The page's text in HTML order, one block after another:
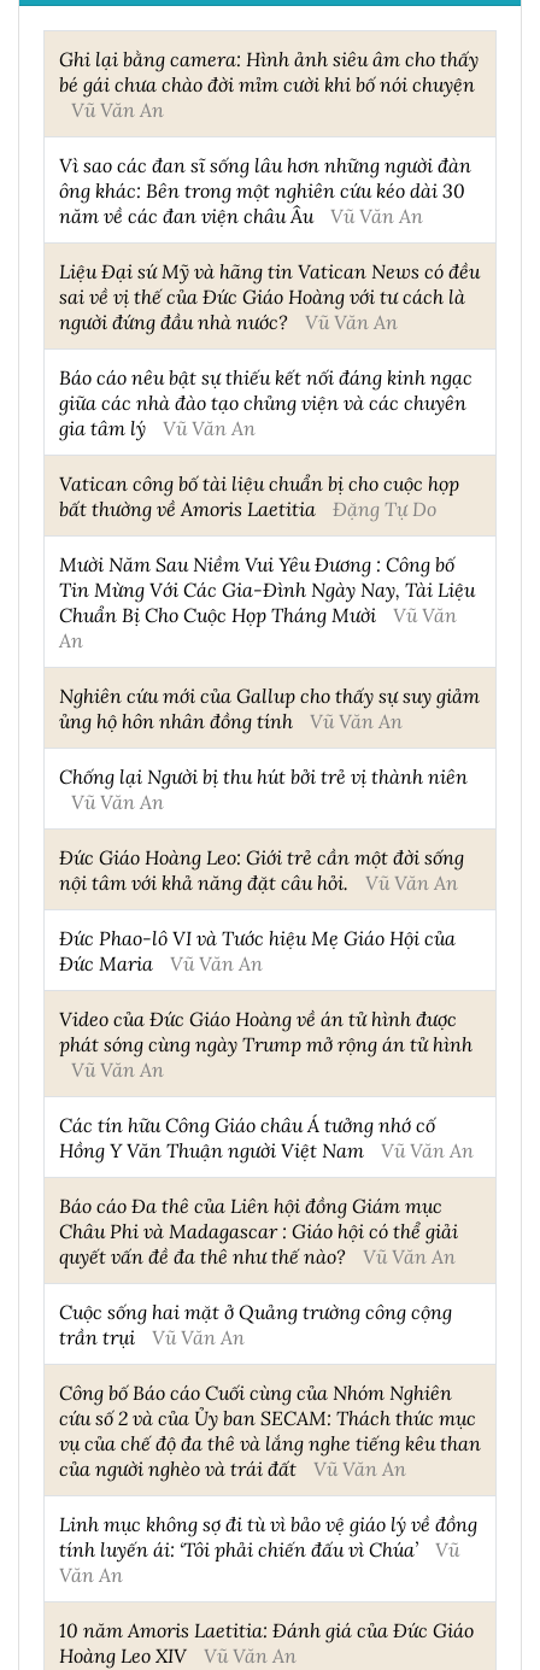
Ghi lại bằng camera: Hình ảnh siêu âm cho thấy
bé gái chưa chào đời mỉm cười khi bố nói chuyện
Vũ Văn An
Vì sao các đan sĩ sống lâu hơn những người đàn
ông khác: Bên trong một nghiên cứu kéo dài 30
năm về các đan viện châu Âu
Vũ Văn An
Liệu Đại sứ Mỹ và hãng tin Vatican News có đều
sai về vị thế của Đức Giáo Hoàng với tư cách là
người đứng đầu nhà nước?
Vũ Văn An
Báo cáo nêu bật sự thiếu kết nối đáng kinh ngạc
giữa các nhà đào tạo chủng viện và các chuyên
gia tâm lý
Vũ Văn An
Vatican công bố tài liệu chuẩn bị cho cuộc họp
bất thường về Amoris Laetitia
Đặng Tự Do
Mười Năm Sau Niềm Vui Yêu Đương : Công bố
Tin Mừng Với Các Gia-Đình Ngày Nay, Tài Liệu
Chuẩn Bị Cho Cuộc Họp Tháng Mười
Vũ Văn
An
Nghiên cứu mới của Gallup cho thấy sự suy giảm
ủng hộ hôn nhân đồng tính
Vũ Văn An
Chống lại Người bị thu hút bởi trẻ vị thành niên
Vũ Văn An
Đức Giáo Hoàng Leo: Giới trẻ cần một đời sống
nội tâm với khả năng đặt câu hỏi.
Vũ Văn An
Đức Phao-lô VI và Tước hiệu Mẹ Giáo Hội của
Đức Maria
Vũ Văn An
Video của Đức Giáo Hoàng về án tử hình được
phát sóng cùng ngày Trump mở rộng án tử hình
Vũ Văn An
Các tín hữu Công Giáo châu Á tưởng nhớ cố
Hồng Y Văn Thuận người Việt Nam
Vũ Văn An
Báo cáo Đa thê của Liên hội đồng Giám mục
Châu Phi và Madagascar : Giáo hội có thể giải
quyết vấn đề đa thê như thế nào?
Vũ Văn An
Cuộc sống hai mặt ở Quảng trường công cộng
trần trụi
Vũ Văn An
Công bố Báo cáo Cuối cùng của Nhóm Nghiên
cứu số 2 và của Ủy ban SECAM: Thách thức mục
vụ của chế độ đa thê và lắng nghe tiếng kêu than
của người nghèo và trái đất
Vũ Văn An
Linh mục không sợ đi tù vì bảo vệ giáo lý về đồng
tính luyến ái: ‘Tôi phải chiến đấu vì Chúa’
Vũ
Văn An
10 năm Amoris Laetitia: Đánh giá của Đức Giáo
Hoàng Leo XIV
Vũ Văn An